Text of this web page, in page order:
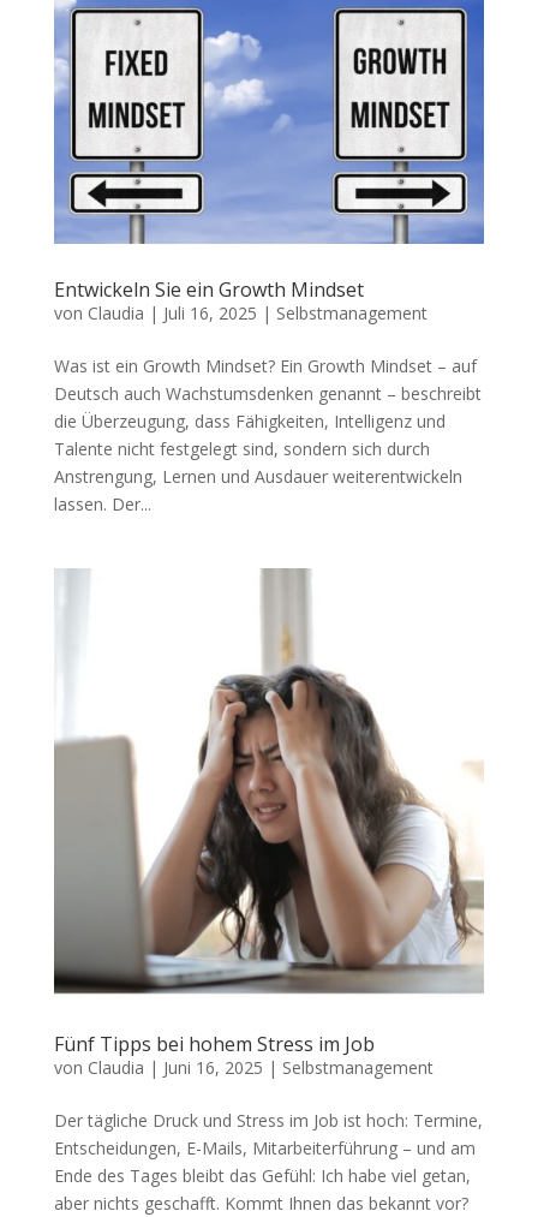
Entwickeln Sie ein Growth Mindset
von Claudia | Juli 16, 2025 | Selbstmanagement
Was ist ein Growth Mindset? Ein Growth Mindset – auf
Deutsch auch Wachstumsdenken genannt – beschreibt
die Überzeugung, dass Fähigkeiten, Intelligenz und
Talente nicht festgelegt sind, sondern sich durch
Anstrengung, Lernen und Ausdauer weiterentwickeln
lassen. Der...
Fünf Tipps bei hohem Stress im Job
von Claudia | Juni 16, 2025 | Selbstmanagement
Der tägliche Druck und Stress im Job ist hoch: Termine,
Entscheidungen, E-Mails, Mitarbeiterführung – und am
Ende des Tages bleibt das Gefühl: Ich habe viel getan,
aber nichts geschafft. Kommt Ihnen das bekannt vor?